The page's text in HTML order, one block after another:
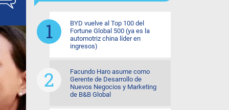
BYD vuelve al Top 100 del
Fortune Global 500 (ya es la
automotriz china líder en
ingresos)
Facundo Haro asume como
Gerente de Desarrollo de
Nuevos Negocios y Marketing
de B&B Global